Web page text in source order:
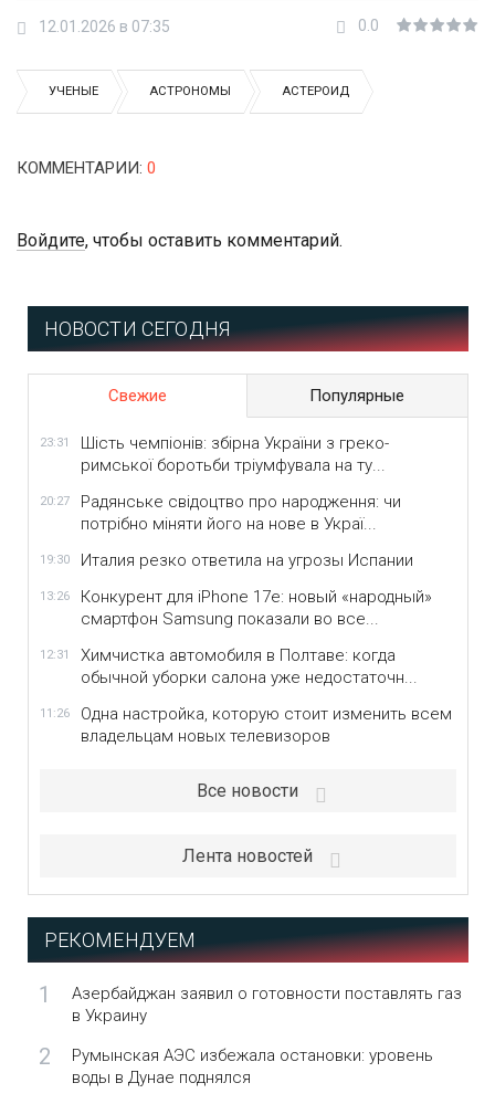
12.01.2026 в 07:35 0.0
УЧЕНЫЕ АСТРОНОМЫ АСТЕРОИД
КОММЕНТАРИИ: 0
Войдите, чтобы оставить комментарий.
НОВОСТИ СЕГОДНЯ
Свежие Популярные
23:31
Шість чемпіонів: збірна України з греко-
римської боротьби тріумфувала на ту...
20:27
Радянське свідоцтво про народження: чи
потрібно міняти його на нове в Украї...
19:30 Италия резко ответила на угрозы Испании
13:26
Конкурент для iPhone 17e: новый «народный»
смартфон Samsung показали во все...
12:31
Химчистка автомобиля в Полтаве: когда
обычной уборки салона уже недостаточн...
11:26
Одна настройка, которую стоит изменить всем
владельцам новых телевизоров
Все новости
Лента новостей
РЕКОМЕНДУЕМ
1
Азербайджан заявил о готовности поставлять газ
в Украину
2
Румынская АЭС избежала остановки: уровень
воды в Дунае поднялся